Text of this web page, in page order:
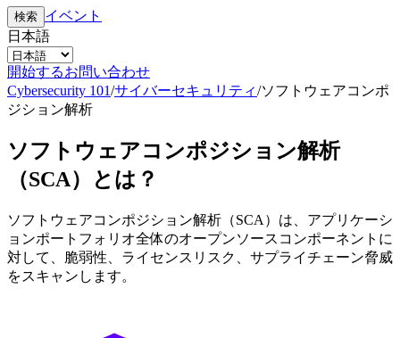
検索 イベント
日本語
開始するお問い合わせ
Cybersecurity 101/サイバーセキュリティ/ソフトウェアコンポ
ジション解析
ソフトウェアコンポジション解析
（SCA）とは？
ソフトウェアコンポジション解析（SCA）は、アプリケーシ
ョンポートフォリオ全体のオープンソースコンポーネントに
対して、脆弱性、ライセンスリスク、サプライチェーン脅威
をスキャンします。